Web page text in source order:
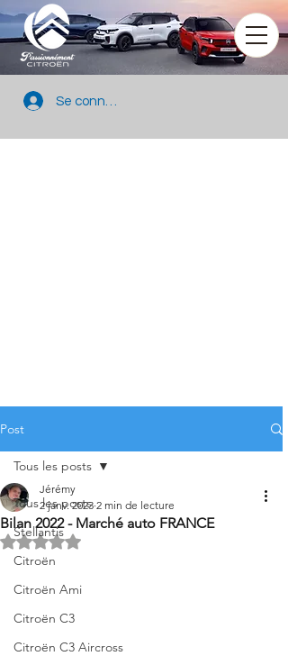
Se connecter
Post
Tous les posts
Stellantis
Citroën
Citroën Ami
Citroën C3
Citroën C3 Aircross
Tous les posts
Bilan 2022 - Marché auto FRANCE
Jérémy
2 janv. 2023 2 min de lecture
Noté NaN étoiles sur 5.